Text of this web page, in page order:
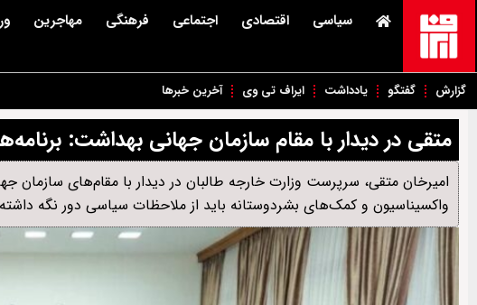
سیاسی اقتصادی اجتماعی فرهنگی مهاجرین
گزارش گفتگو یادداشت ایراف تی وی آخرین خبرها
متقی در دیدار با مقام سازمان جهانی بهداشت:
امیرخان متقی، سرپرست وزارت خارجه طالبان در دیدار با مقام‌های سازمان
واکسیناسیون و کمک‌های بشردوستانه باید از ملاحظات سیاسی دور نگه